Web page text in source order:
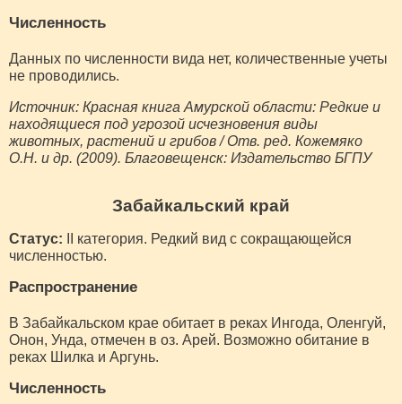
Численность
Данных по численности вида нет, количественные учеты
не проводились.
Источник: Красная книга Амурской области: Редкие и
находящиеся под угрозой исчезновения виды
животных, растений и грибов / Отв. ред. Кожемяко
О.Н. и др. (2009). Благовещенск: Издательство БГПУ
Забайкальский край
Статус: II категория. Редкий вид с сокращающейся
численностью.
Распространение
В Забайкальском крае обитает в реках Ингода, Оленгуй,
Онон, Унда, отмечен в оз. Арей. Возможно обитание в
реках Шилка и Аргунь.
Численность